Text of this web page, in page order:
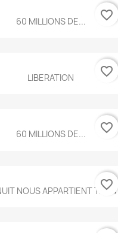
Aperçu rapide
60 MILLIONS DE... favorite_border
Aperçu rapide
LIBERATION favorite_border
Aperçu rapide
60 MILLIONS DE... favorite_border
Aperçu rapide
NOUS APPARTIENT T.634
favorite_border